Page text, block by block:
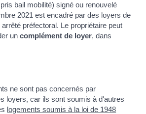
bail mobilité) signé ou renouvelé
2021 est encadré par des loyers de
préfectoral. Le propriétaire peut
un complément de loyer, dans
ne sont pas concernés par
loyers, car ils sont soumis à d'autres
logements soumis à la loi de 1948